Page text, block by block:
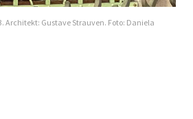
Architekt: Gustave Strauven. Foto: Daniela